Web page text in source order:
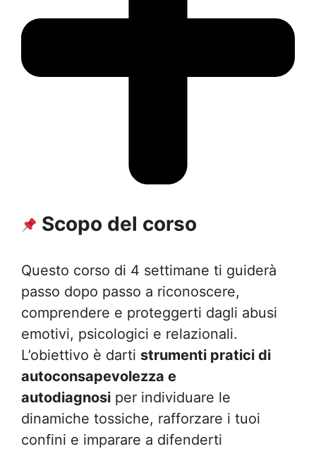
Scopo del corso
Questo corso di 4 settimane ti guiderà
passo dopo passo a riconoscere,
comprendere e proteggerti dagli abusi
emotivi, psicologici e relazionali.
L’obiettivo è darti strumenti pratici di
autoconsapevolezza e
autodiagnosi per individuare le
dinamiche tossiche, rafforzare i tuoi
confini e imparare a difenderti